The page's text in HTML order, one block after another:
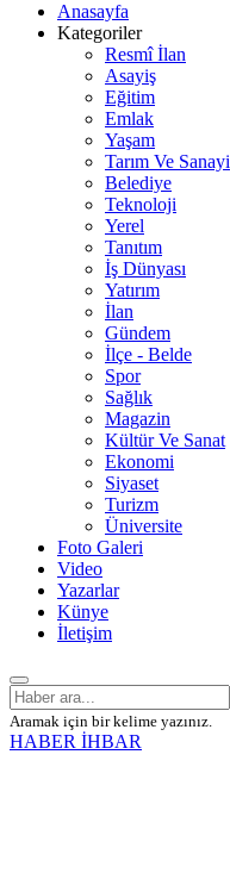
Anasayfa
Kategoriler
Resmî İlan
Asayiş
Eğitim
Emlak
Yaşam
Tarım Ve Sanayi
Belediye
Teknoloji
Yerel
Tanıtım
İş Dünyası
Yatırım
İlan
Gündem
İlçe - Belde
Spor
Sağlık
Magazin
Kültür Ve Sanat
Ekonomi
Siyaset
Turizm
Üniversite
Foto Galeri
Video
Yazarlar
Künye
İletişim
Aramak için bir kelime yazınız.
HABER İHBAR